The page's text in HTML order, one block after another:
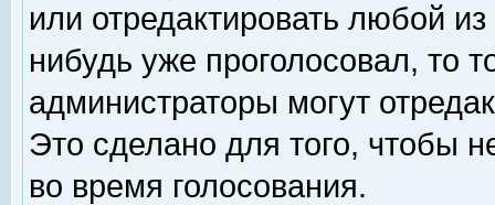
или отредактировать любой
нибудь уже проголосовал, то
администраторы могут
Это сделано для того, чтобы
во время голосования.